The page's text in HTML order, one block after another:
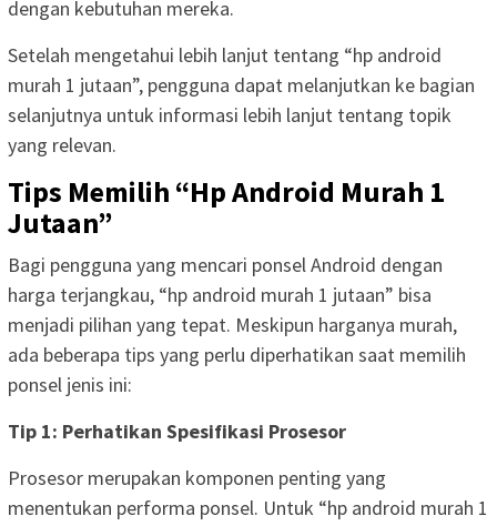
dengan kebutuhan mereka.
Setelah mengetahui lebih lanjut tentang “hp android
murah 1 jutaan”, pengguna dapat melanjutkan ke bagian
selanjutnya untuk informasi lebih lanjut tentang topik
yang relevan.
Tips Memilih “Hp Android Murah 1
Jutaan”
Bagi pengguna yang mencari ponsel Android dengan
harga terjangkau, “hp android murah 1 jutaan” bisa
menjadi pilihan yang tepat. Meskipun harganya murah,
ada beberapa tips yang perlu diperhatikan saat memilih
ponsel jenis ini:
Tip 1: Perhatikan Spesifikasi Prosesor
Prosesor merupakan komponen penting yang
menentukan performa ponsel. Untuk “hp android murah 1